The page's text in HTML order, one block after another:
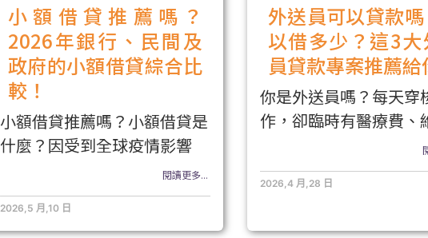
小額借貸推薦嗎？
2026年銀行、民間及
政府的小額借貸綜合比
較！
小額借貸推薦嗎？小額借貸是
什麼？因受到全球疫情影響
閱讀更多...
2026,5 月,10 日
外送員可以貸款
以借多少？這3大
員貸款專案推薦給
你是外送員嗎？每天穿
作，卻臨時有醫療費、
2026,4 月,28 日